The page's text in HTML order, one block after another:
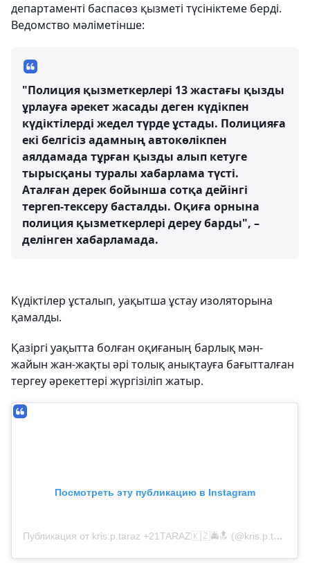
департаменті баспасөз қызметі түсініктеме берді.
Ведомство мәліметінше:
"Полиция қызметкерлері 13 жастағы қызды
ұрлауға әрекет жасады деген күдікпен
күдіктілерді жедел түрде ұстады. Полицияға
екі белгісіз адамның автокөлікпен
аялдамада тұрған қызды алып кетуге
тырысқаны туралы хабарлама түсті.
Аталған дерек бойынша сотқа дейінгі
тергеп-тексеру басталды. Оқиға орнына
полиция қызметкерлері дереу барды", –
делінген хабарламада.
Күдіктілер ұсталып, уақытша ұстау изоляторына
қамалды.
Қазіргі уақытта болған оқиғаның барлық мән-
жайын жан-жақты әрі толық анықтауға бағытталған
тергеу әрекеттері жүргізіліп жатыр.
Посмотреть эту публикацию в Instagram
Публикация от kris.p.taraz +21TARAZ🇰🇿🚔🔝 (@kris.p.taraz)